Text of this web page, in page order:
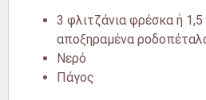
3 φλιτζάνια φρέσκα ή 1,5
αποξηραμένα
Νερό
Πάγος